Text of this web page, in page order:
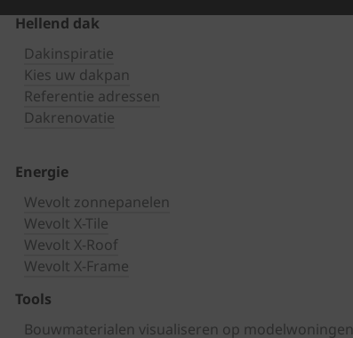
Hellend dak
Dakinspiratie
Kies uw dakpan
Referentie adressen
Dakrenovatie
Energie
Wevolt zonnepanelen
Wevolt X-Tile
Wevolt X-Roof
Wevolt X-Frame
Tools
Bouwmaterialen visualiseren op modelwoningen